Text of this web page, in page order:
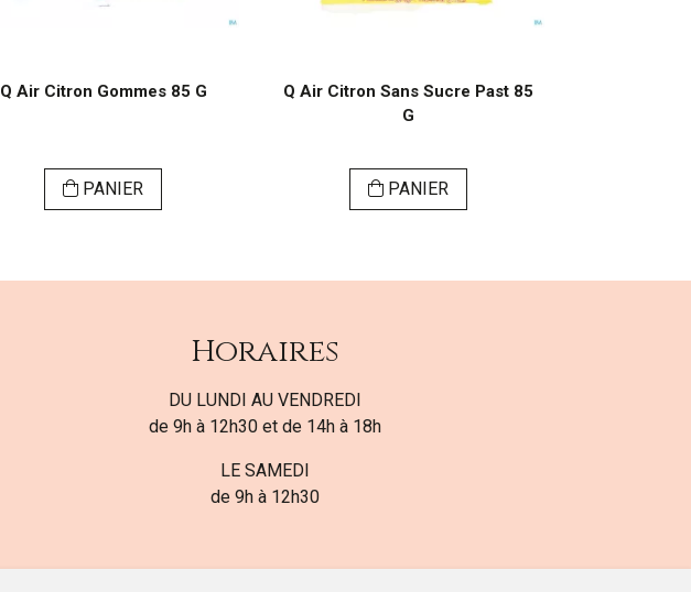
Q Air Citron Gommes 85 G
PANIER
Q Air Citron Sans Sucre Past 85
G
PANIER
Horaires
DU LUNDI AU VENDREDI
de 9h à 12h30 et de 14h à 18h
LE SAMEDI
de 9h à 12h30